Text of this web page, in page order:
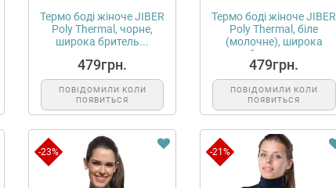
Термо боді жіноче JIBER
Poly Thermal, чорне,
широка бритель...
479грн.
ПОВІДОМИЛИ КОЛИ
ПОЯВИТЬСЯ
Термо боді жіноче JIBER
Poly Thermal, біле
(молочне), широка
бритель...
479грн.
ПОВІДОМИЛИ КОЛИ
ПОЯВИТЬСЯ
-23% -21%